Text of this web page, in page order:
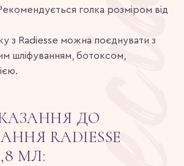
голка розміром від
з Radiesse можна поєднувати з
шліфуванням, ботоксом,
ДО
RADIESSE
МЛ: